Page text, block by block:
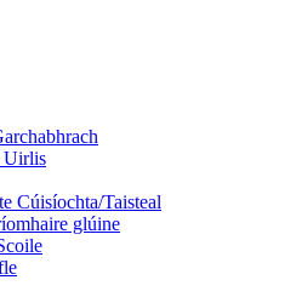
Uirlis
Cúisíochta/Taisteal
glúine